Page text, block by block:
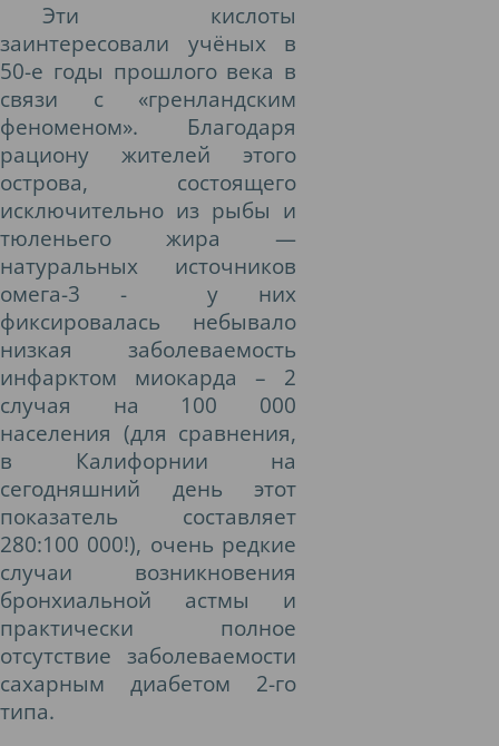
Эти кислоты
заинтересовали учёных в
50-е годы прошлого века в
связи с «гренландским
феноменом». Благодаря
рациону жителей этого
острова, состоящего
исключительно из рыбы и
тюленьего жира —
натуральных источников
омега-3 -
у них
фиксировалась небывало
низкая заболеваемость
инфарктом миокарда – 2
случая на 100 000
населения (для сравнения,
в Калифорнии на
сегодняшний день этот
показатель составляет
280:100 000!), очень редкие
случаи возникновения
бронхиальной астмы и
практически полное
отсутствие заболеваемости
сахарным диабетом 2-го
типа.